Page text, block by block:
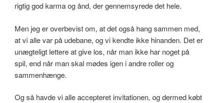
rigtig god karma og ånd, der gennemsyrede det hele.
Men jeg er overbevist om, at det også hang sammen med,
at vi alle var på udebane, og vi kendte ikke hinanden. Det er
unægteligt lettere at give los, når man ikke har noget på
spil, end når man skal mødes igen i andre roller og
sammenhænge.
Og så havde vi alle accepteret invitationen, og dermed købt